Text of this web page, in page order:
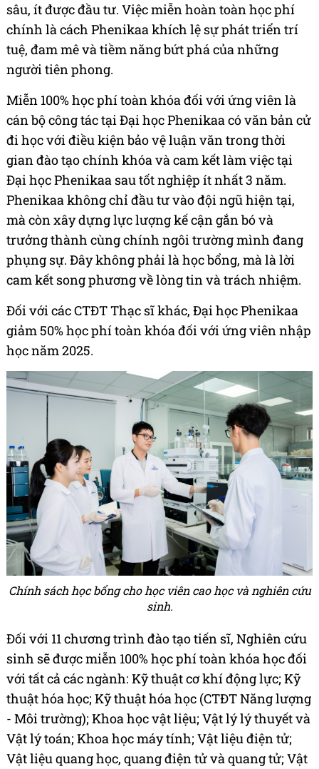
sâu, ít được đầu tư. Việc miễn hoàn toàn học phí
chính là cách Phenikaa khích lệ sự phát triển trí
tuệ, đam mê và tiềm năng bứt phá của những
người tiên phong.
Miễn 100% học phí toàn khóa đối với ứng viên là
cán bộ công tác tại Đại học Phenikaa có văn bản cử
đi học với điều kiện bảo vệ luận văn trong thời
gian đào tạo chính khóa và cam kết làm việc tại
Đại học Phenikaa sau tốt nghiệp ít nhất 3 năm.
Phenikaa không chỉ đầu tư vào đội ngũ hiện tại,
mà còn xây dựng lực lượng kế cận gắn bó và
trưởng thành cùng chính ngôi trường mình đang
phụng sự. Đây không phải là học bổng, mà là lời
cam kết song phương về lòng tin và trách nhiệm.
Đối với các CTĐT Thạc sĩ khác, Đại học Phenikaa
giảm 50% học phí toàn khóa đối với ứng viên nhập
học năm 2025.
Chính sách học bổng cho học viên cao học và nghiên cứu
sinh.
Đối với 11 chương trình đào tạo tiến sĩ, Nghiên cứu
sinh sẽ được miễn 100% học phí toàn khóa học đối
với tất cả các ngành: Kỹ thuật cơ khí động lực; Kỹ
thuật hóa học; Kỹ thuật hóa học (CTĐT Năng lượng
- Môi trường); Khoa học vật liệu; Vật lý lý thuyết và
Vật lý toán; Khoa học máy tính; Vật liệu điện tử;
Vật liệu quang học, quang điện tử và quang tử; Vật